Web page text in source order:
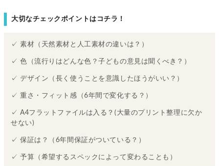
大切なチェックポイントはコチラ！
✓ 素材（天然素材と人工素材の違いは？）
✓ 色（流行りはどんな色？子どもの意見は聞くべき？）
✓ デザイン（長く使うことを意識したほうがいい？）
✓ 重さ・フィット感（6年間で変化する？）
✓ A4フラットファイルは入る？(大量のプリント整理に欠か
せない)
✓ 保証は？（6年間保証がついている？）
✓ 予算（希望するスペックによって変わることも）